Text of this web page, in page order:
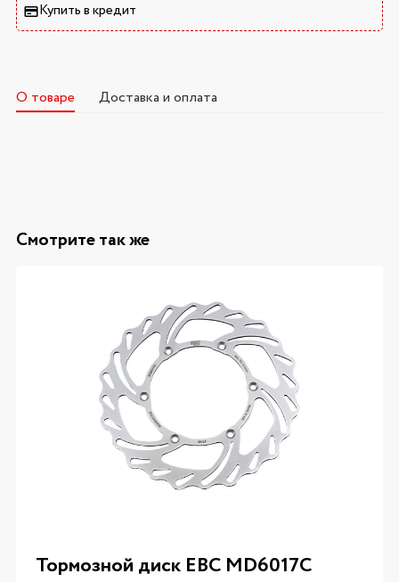
Купить в кредит
О товаре Доставка и оплата
Смотрите так же
Тормозной диск EBC MD6017C